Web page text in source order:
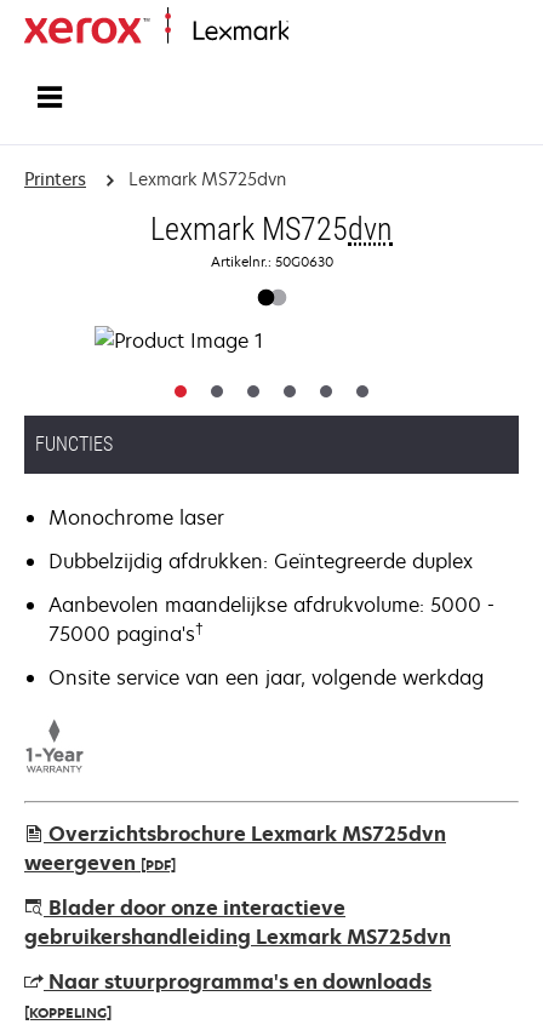
Printers Lexmark MS725dvn
Lexmark MS725dvn
Artikelnr.: 50G0630
FUNCTIES
Monochrome laser
Dubbelzijdig afdrukken: Geïntegreerde duplex
Aanbevolen maandelijkse afdrukvolume: 5000 -
75000 pagina's†
Onsite service van een jaar, volgende werkdag
Overzichtsbrochure Lexmark MS725dvn
weergeven [PDF]
opens
in
new
tab
Blader door onze interactieve
gebruikershandleiding Lexmark MS725dvn
Naar stuurprogramma's en downloads
[KOPPELING]